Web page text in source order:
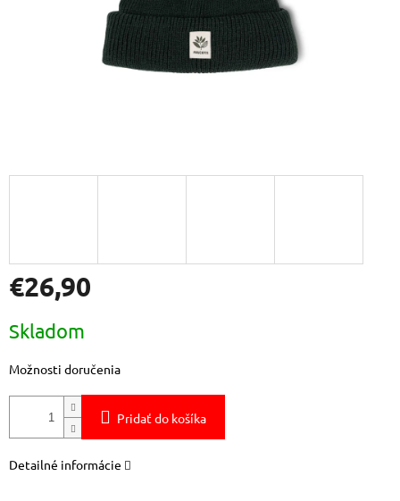
€26,90
cena:
Skladom
Možnosti doručenia
Pridať do košíka
Detailné informácie